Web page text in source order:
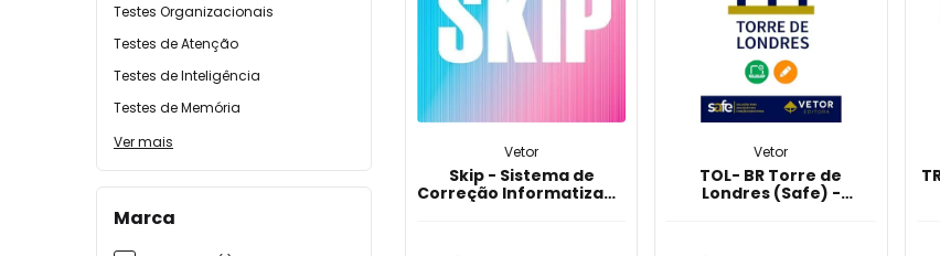
Testes Organizacionais
Testes de Atenção
Testes de Inteligência
Testes de Memória
Ver mais
Marca
Vetor
Skip - Sistema de
Correção Informatizada
Vetor
TOL- BR Torre de
Londres (Safe) -